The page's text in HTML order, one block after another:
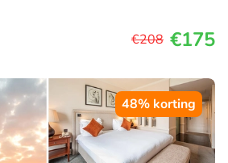
€208 €175
48% korting